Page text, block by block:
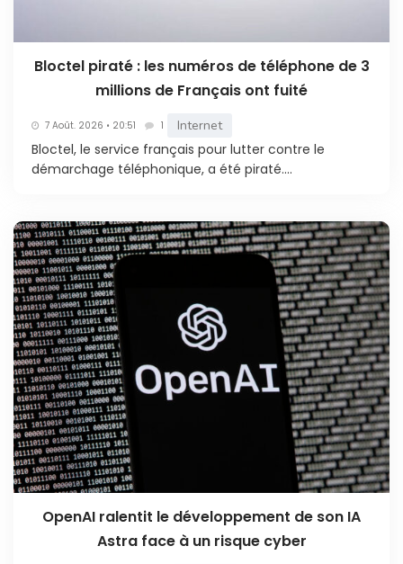
Bloctel piraté : les numéros de téléphone de 3
millions de Français ont fuité
7 Août. 2026 • 20:51 1 Internet
Bloctel, le service français pour lutter contre le
démarchage téléphonique, a été piraté....
OpenAI ralentit le développement de son IA
Astra face à un risque cyber